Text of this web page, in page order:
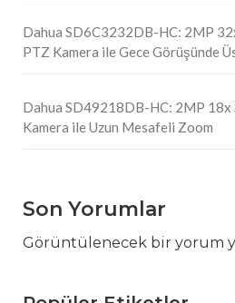
Dahua SD6C3232DB-HC: 2MP
PTZ Kamera ile Gece Görüşünde
Dahua SD49218DB-HC: 2MP
Kamera ile Uzun Mesafeli Zoom
Son Yorumlar
Görüntülenecek bir yorum